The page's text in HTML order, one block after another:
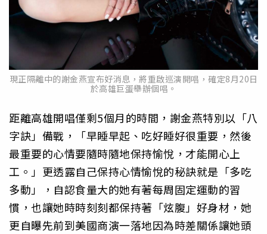
現正隔離中的謝金燕宣布好消息，將重啟巡演開唱，確定8月20日
於高雄巨蛋舉辦個唱。
距離高雄開唱僅剩5個月的時間，謝金燕特別以「八
字訣」備戰，「早睡早起、吃好睡好很重要，然後
最重要的心情要隨時隨地保持愉悅，才能開心上
工。」更透露自己保持心情愉悅的秘訣就是「多吃
多動」，自認食量大的她有著每周固定運動的習
慣，也讓她時時刻刻都保持著「炫腹」好身材，她
更自曝先前到美國商演一落地因為時差關係讓她頭